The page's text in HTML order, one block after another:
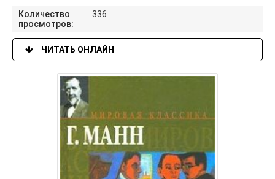
Количество
просмотров:
336
ЧИТАТЬ ОНЛАЙН